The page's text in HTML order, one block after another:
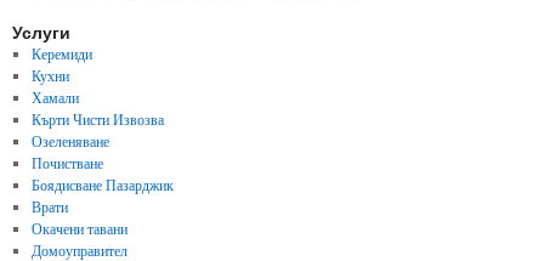
Услуги
Керемиди
Кухни
Хамали
Кърти Чисти Извозва
Озеленяване
Почистване
Боядисване Пазарджик
Врати
Окачени тавани
Домоуправител